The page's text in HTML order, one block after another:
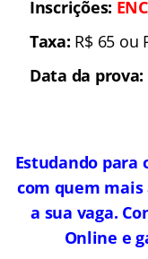
Inscrições:
Taxa: R$ 65 ou
Data da prova:
Estudando para
com quem mais
a sua vaga.
Online e